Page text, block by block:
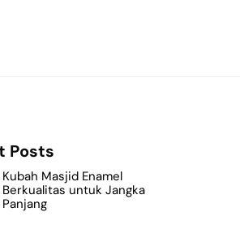
Posts
Kubah Masjid Enamel
Berkualitas untuk Jangka
Panjang